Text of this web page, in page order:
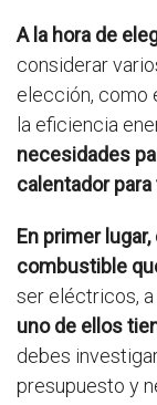
A la hora de
considerar
elección, como
la eficiencia
necesidades
calentador para
En primer
combustible
ser eléctricos, a
uno de ellos
debes
presupuesto y